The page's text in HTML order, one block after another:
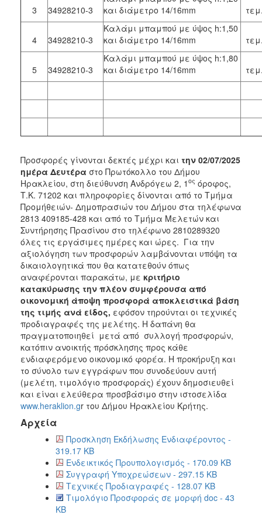
3 34928210-3
και διάμετρο 14/16mm
4 34928210-3
Καλάμι μπαμπού με ύψος h:1,50
και διάμετρο 14/16mm
5 34928210-3
Καλάμι μπαμπού με ύψος h:1,80
και διάμετρο 14/16mm
Προσφορές γίνονται δεκτές μέχρι και την 02/07/2025
ημέρα Δευτέρα στο Πρωτόκολλο του Δήμου
Ηρακλείου, στη διεύθυνση Ανδρόγεω 2, 1 ος όροφος,
Τ.Κ. 71202 και πληροφορίες δίνονται από το Τμήμα
Προμήθειών- Δημοπρασιών του Δήμου στα τηλέφωνα
2813 409185-428 και από το Τμήμα Μελετών και
Συντήρησης Πρασίνου στο τηλέφωνο 2810289320
όλες τις εργάσιμες ημέρες και ώρες. Για την
αξιολόγηση των προσφορών λαμβάνονται υπόψη τα
δικαιολογητικά που θα κατατεθούν όπως
αναφέρονται παρακάτω, με κριτήριο
κατακύρωσης την πλέον συμφέρουσα από
οικονομική άποψη προσφορά αποκλειστικά βάση
της τιμής ανά είδος, εφόσον τηρούνται οι τεχνικές
προδιαγραφές της μελέτης. Η δαπάνη θα
πραγματοποιηθεί μετά από συλλογή προσφορών,
κατόπιν ανοικτής πρόσκλησης προς κάθε
ενδιαφερόμενο οικονομικό φορέα. Η προκήρυξη και
το σύνολο των εγγράφων που συνοδεύουν αυτή
(μελέτη, τιμολόγιο προσφοράς) έχουν δημοσιευθεί
και είναι ελεύθερα προσβάσιμο στην ιστοσελίδα
www.heraklion.gr του Δήμου Ηρακλείου Κρήτης.
Αρχεία
Προσκληση Εκδήλωσης Ενδιαφέροντος -
319.17 KB
Ενδεικτικός Προυπολογισμός - 170.09 KB
Συγγραφή Υποχρεώσεων - 297.15 KB
Τεχνικές Προδιαγραφές - 128.07 KB
Τιμολόγιο Προσφοράς σε μορφή doc - 43
KB